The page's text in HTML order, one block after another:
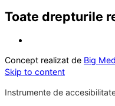
Toate drepturile
Concept realizat de Big
Skip to content
Instrumente de